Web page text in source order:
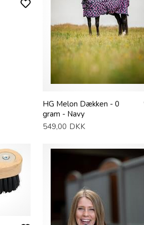
HG Melon Dækken - 0
gram - Navy
549,00 DKK